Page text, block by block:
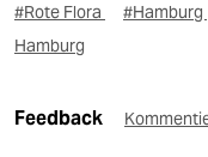
#Rote Flora #Hamburg
Hamburg
Feedback